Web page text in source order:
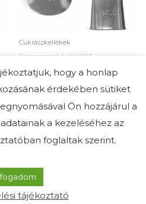
Cukrászkellékek
Sziromcső 1405/183
1.500Ft
Kosárba teszem
2019-2026
hogy a honlap
érdekében sütiket
Ön hozzájárul a
a kezeléséhez az
foglaltak szerint.
tájékoztató